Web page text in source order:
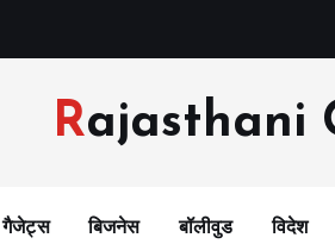
Rajasthani
गैजेट्स बिजनेस बॉलीवुड विदेश